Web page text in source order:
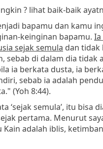
? lihat baik-baik
bapamu dan kamu
keinginan bapamu. Ia
sejak semula dan tidak
sebab di dalam dia tidak
ia berkata dusta, ia
sebab ia adalah
(Yoh 8:44).
‘sejak semula’, itu bisa
pertama. Menurut
Kain adalah iblis,